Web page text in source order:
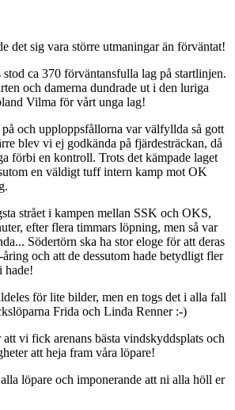
det sig vara större utmaningar än förväntat!
ca 370 förväntansfulla lag på startlinjen.
och damerna dundrade ut i den luriga
Vilma för vårt unga lag!
på och upploppsfållorna var välfyllda så gott
blev vi ej godkända på fjärdesträckan, då
förbi en kontroll. Trots det kämpade laget
en väldigt tuff intern kamp mot OK
strået i kampen mellan SSK och OKS,
efter flera timmars löpning, men så var
Södertörn ska ha stor eloge för att deras
och att de dessutom hade betydligt fler
hade!
för lite bilder, men en togs det i alla fall
Frida och Linda Renner :-)
vi fick arenans bästa vindskyddsplats och
att heja fram våra löpare!
löpare och imponerande att ni alla höll er